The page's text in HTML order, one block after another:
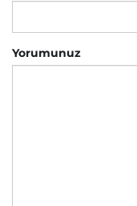
Yorumunuz